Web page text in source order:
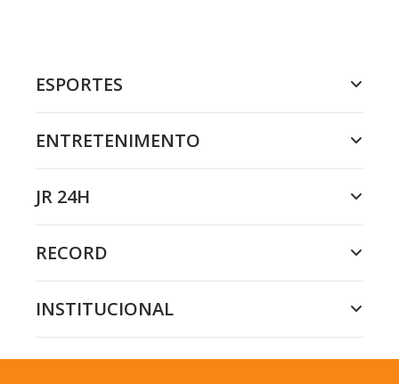
ESPORTES
ENTRETENIMENTO
JR 24H
RECORD
INSTITUCIONAL